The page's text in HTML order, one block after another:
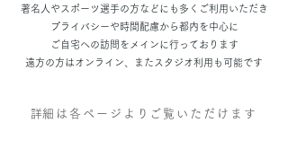
著名人やスポーツ選手の方などにも多くご利用いただき
​プライバシーや時間配慮から都内を中心に
ご自宅への訪問をメインに行っております
遠方の方はオンライン、またスタジオ利用も可能です
​詳細は各ページよりご覧いただけます​​